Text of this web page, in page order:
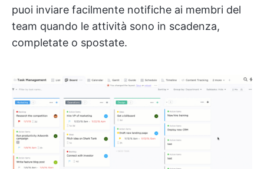
puoi inviare facilmente notifiche ai membri del
team quando le attività sono in scadenza,
completate o spostate.